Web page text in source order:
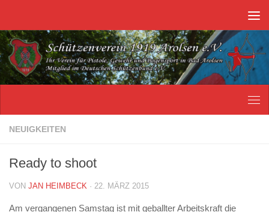
NEUIGKEITEN
Ready to shoot
VON JAN HEIMBECK · 22. MÄRZ 2015
Am vergangenen Samstag ist mit geballter Arbeitskraft die